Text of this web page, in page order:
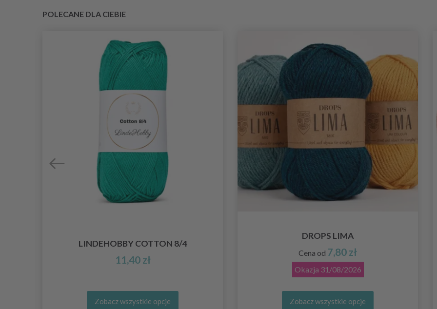
POLECANE DLA CIEBIE
LINDEHOBBY COTTON 8/4
11,40 zł
Zobacz wszystkie opcje
DROPS LIMA
Cena od 7,80 zł
Okazja 31/08/2026
Zobacz wszystkie opcje